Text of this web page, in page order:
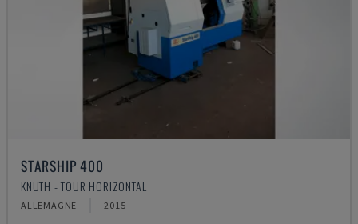
STARSHIP 400
KNUTH - TOUR HORIZONTAL
ALLEMAGNE 2015